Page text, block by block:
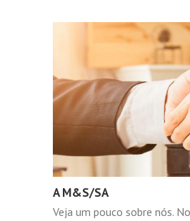
A M&S/SA
Veja um pouco sobre nós.